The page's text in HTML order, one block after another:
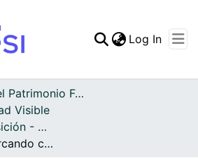
Log In
Archivo del Patrimonio Fotográfico y Fílmico del Valle del Cauca
Visible
FCCV - Composición - Patrimonial
Reja blanca abarcando compositivamente toda la imagen de izquierda a derecha con una ligera diagonal